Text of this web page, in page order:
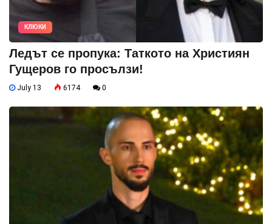
КЛЮКИ
Ледът се пропука: Таткото на Християн
Гущеров го просълзи!
July 13 6174 0